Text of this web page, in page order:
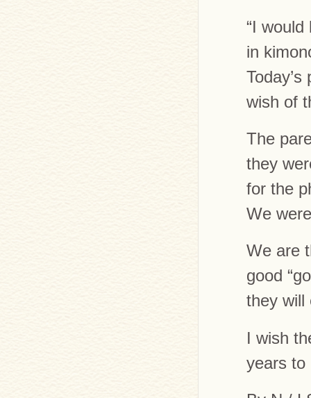
“I
in
wish of
The
they
for the
We
We are
good
they will
I wish
years to